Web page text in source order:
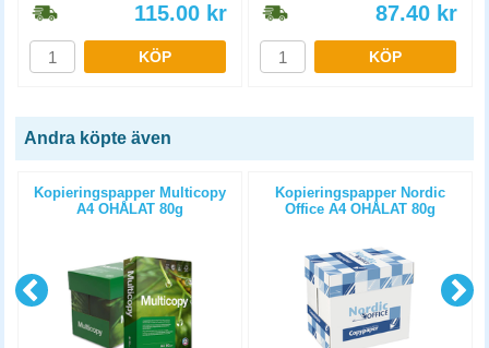
115.00 kr
KÖP
87.40 kr
KÖP
Andra köpte även
Kopieringspapper Multicopy
A4 OHÅLAT 80g
Kopieringspapper Nordic
Office A4 OHÅLAT 80g